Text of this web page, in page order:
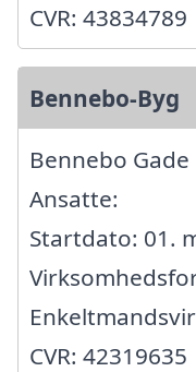
CVR: 43834789
Bennebo-Byg
Bennebo
Ansatte:
Startdato: 01.
CVR: 42319635